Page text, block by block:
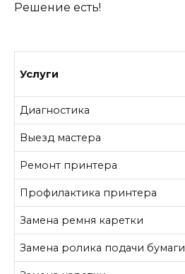
Решение есть!
Услуги
Диагностика
Выезд мастера
Ремонт принтера
Профилактика принтера
Замена ремня каретки
Замена ролика подачи бумаги